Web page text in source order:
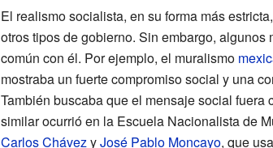
El realismo socialista, en su forma más
otros tipos de gobierno. Sin embargo,
común con él. Por ejemplo, el muralismo
mostraba un fuerte compromiso social y una
También buscaba que el mensaje social
similar ocurrió en la Escuela Nacionalista de
Carlos ChávezyJosé Pablo Moncayo, que